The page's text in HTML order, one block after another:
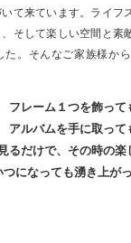
て来ています。ライフ
そして楽しい空間と素
た。そんなご家族様か
フレーム１つを飾って
アルバムを手に取って
るだけで、その時の楽
つになっても湧き上が